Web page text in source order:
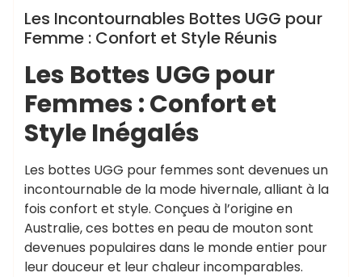
Les Incontournables Bottes UGG pour
Femme : Confort et Style Réunis
Les Bottes UGG pour
Femmes : Confort et
Style Inégalés
Les bottes UGG pour femmes sont devenues un
incontournable de la mode hivernale, alliant à la
fois confort et style. Conçues à l’origine en
Australie, ces bottes en peau de mouton sont
devenues populaires dans le monde entier pour
leur douceur et leur chaleur incomparables.